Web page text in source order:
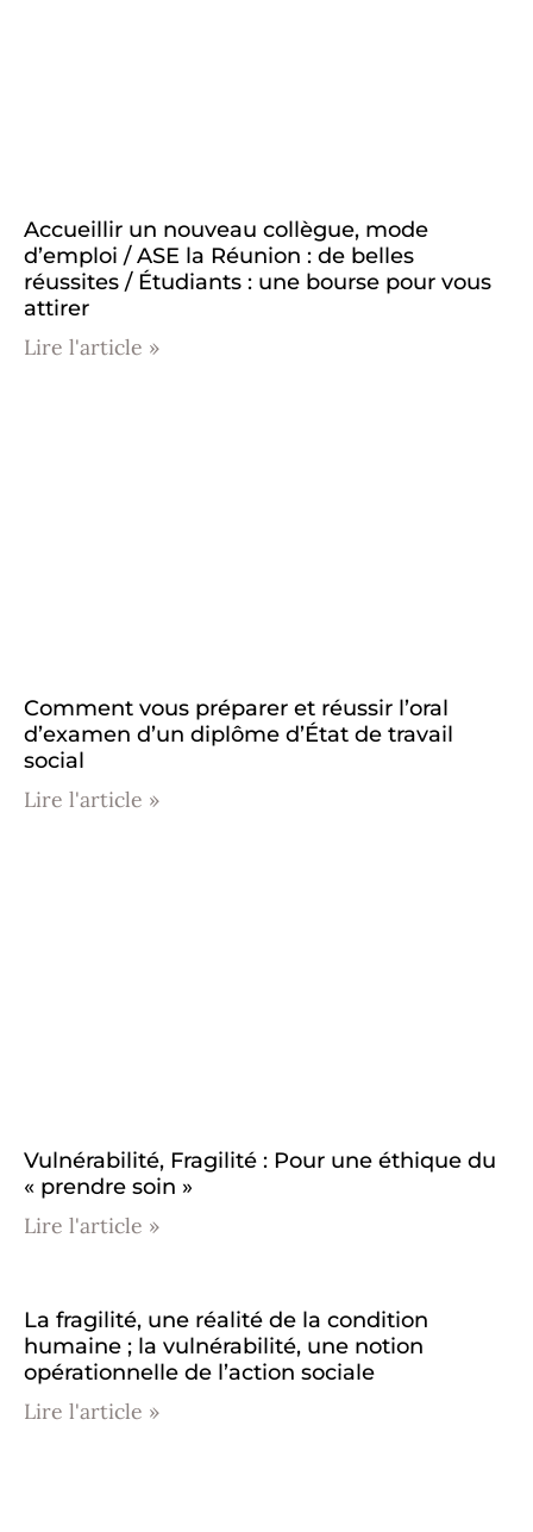
Accueillir un nouveau collègue, mode
d’emploi / ASE la Réunion : de belles
réussites / Étudiants : une bourse pour vous
attirer
Lire l'article »
Comment vous préparer et réussir l’oral
d’examen d’un diplôme d’État de travail
social
Lire l'article »
Vulnérabilité, Fragilité : Pour une éthique du
« prendre soin »
Lire l'article »
La fragilité, une réalité de la condition
humaine ; la vulnérabilité, une notion
opérationnelle de l’action sociale
Lire l'article »